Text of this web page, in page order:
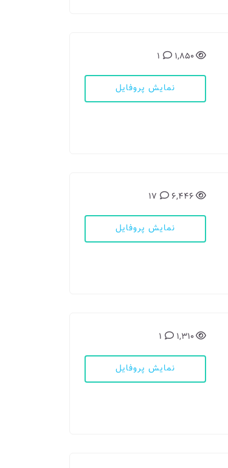
1,850
1
نمایش پروفایل
6,446
17
نمایش پروفایل
1,310
1
نمایش پروفایل